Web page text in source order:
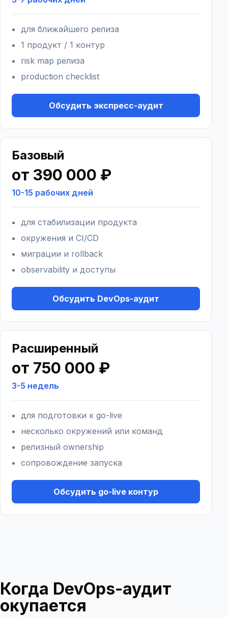
для ближайшего релиза
1 продукт / 1 контур
risk map релиза
production checklist
Обсудить экспресс-аудит
Базовый
от 390 000 ₽
10-15 рабочих дней
для стабилизации продукта
окружения и CI/CD
миграции и rollback
observability и доступы
Обсудить DevOps-аудит
Расширенный
от 750 000 ₽
3-5 недель
для подготовки к go-live
несколько окружений или команд
релизный ownership
сопровождение запуска
Обсудить go-live контур
Когда DevOps-аудит
окупается